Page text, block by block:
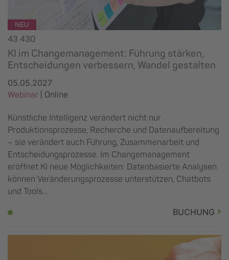
NEU
43 430
KI im Changemanagement: Führung stärken,
Entscheidungen verbessern, Wandel gestalten
05.05.2027
Webinar | Online
Künstliche Intelligenz verändert nicht nur
Produktionsprozesse, Recherche und Datenaufbereitung
– sie verändert auch Führung, Zusammenarbeit und
Entscheidungsprozesse. Im Changemanagement
eröffnet KI neue Möglichkeiten: Datenbasierte Analysen
können Veränderungsprozesse unterstützen, Chatbots
und Tools...
BUCHUNG